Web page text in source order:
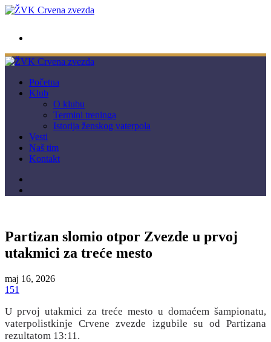
Početna
Klub
O klubu
Termini treninga
Istorija ženskog vaterpola
Vesti
Naš tim
Kontakt
Partizan slomio otpor Zvezde u prvoj
utakmici za treće mesto
maj 16, 2026
151
U prvoj utakmici za treće mesto u domaćem šampionatu,
vaterpolistkinje Crvene zvezde izgubile su od Partizana
rezultatom 13:11.